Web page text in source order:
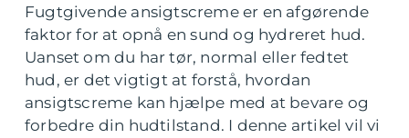
Fugtgivende ansigtscreme er en afgørende
faktor for at opnå en sund og hydreret hud.
Uanset om du har tør, normal eller fedtet
hud, er det vigtigt at forstå, hvordan
ansigtscreme kan hjælpe med at bevare og
forbedre din hudtilstand. I denne artikel vil vi